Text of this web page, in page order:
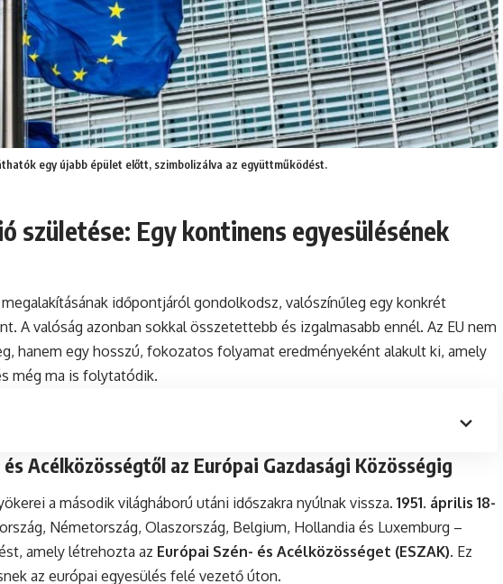
egy újabb épület előtt, szimbolizálva az együttműködést.
születése: Egy kontinens egyesülésének
időpontjáról gondolkodsz, valószínűleg egy konkrét
A valóság azonban sokkal összetettebb és izgalmasabb ennél. Az EU nem
hanem egy hosszú, fokozatos folyamat eredményeként alakult ki, amely
még ma is folytatódik.
Acélközösségtől az Európai Gazdasági Közösségig
a második világháború utáni időszakra nyúlnak vissza. 1951. április 18-
Németország, Olaszország, Belgium, Hollandia és Luxemburg –
amely létrehozta az Európai Szén- és Acélközösséget (ESZAK). Ez
az európai egyesülés felé vezető úton.